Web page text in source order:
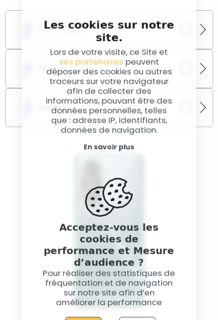
Les cookies sur notre
site.
Lors de votre visite, ce Site et
ses partenaires peuvent
déposer des cookies ou autres
traceurs sur votre navigateur
afin de collecter des
informations, pouvant être des
données personnelles, telles
que : adresse IP, identifiants,
données de navigation.
En savoir plus
Acceptez-vous les
cookies de
performance et Mesure
d’audience ?
Pour réaliser des statistiques de
fréquentation et de navigation
sur notre site afin d’en
améliorer la performance
Écran Origine
Redonnez à votre HONOR 60 toute la qualité de son
écran incurvé AMOLED avec une dalle d’origine
installée par des techniciens certifiés. Une
réparation indispensable en cas de fissures ou bugs
tactiles.
Batterie
Votre HONOR 60 se décharge trop vite ou ne tient
plus la journée ? Une batterie neuve garantit une
autonomie conforme aux standards du
constructeur.
Diagnostic
Ce service identifie les défaillances matérielles ou
réparation sur votre HONOR 60.